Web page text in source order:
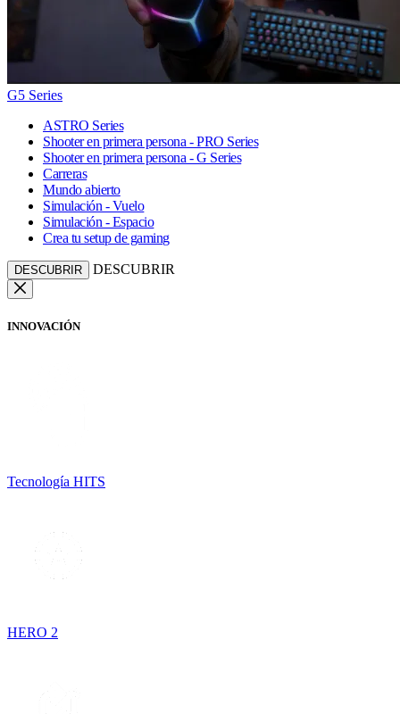
G5 Series
ASTRO Series
Shooter en primera persona - PRO Series
Shooter en primera persona - G Series
Carreras
Mundo abierto
Simulación - Vuelo
Simulación - Espacio
Crea tu setup de gaming
DESCUBRIR DESCUBRIR
INNOVACIÓN
Tecnología HITS
HERO 2